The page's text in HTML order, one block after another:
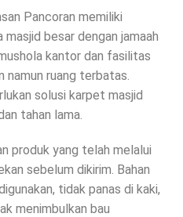
Pancoran memiliki
besar dengan jamaah
kantor dan fasilitas
namun ruang terbatas.
solusi karpet masjid
tahan lama.
produk yang telah melalui
sebelum dikirim. Bahan
tidak panas di kaki,
menimbulkan bau